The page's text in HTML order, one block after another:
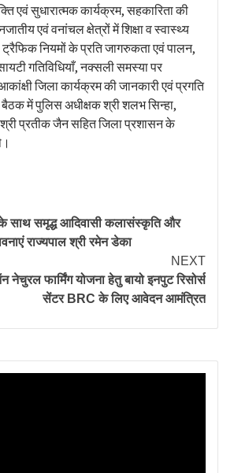
एवं सुधारात्मक कार्यक्रम, सहकारिता की
एवं वनांचल क्षेत्रों में शिक्षा व स्वास्थ्य
नियमों के प्रति जागरुकता एवं पालन,
गतिविधियाँ, नक्सली समस्या पर
जिला कार्यक्रम की जानकारी एवं प्रगति
बैठक में पुलिस अधीक्षक श्री शलभ सिन्हा,
प्रतीक जैन सहित जिला प्रशासन के
साथ समृद्ध आदिवासी कलासंस्कृति और
राज्यपाल श्री रमेन डेका
NEXT
फार्मिंग योजना हेतु बायो इनपुट रिसोर्स
सेंटर BRC के लिए आवेदन आमंत्रित